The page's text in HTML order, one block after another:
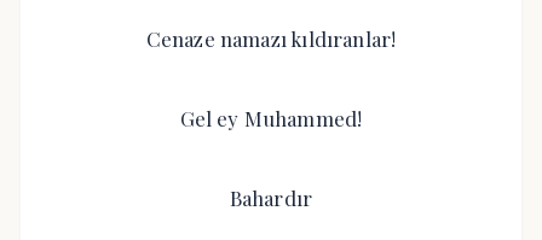
Cenaze namazı kıldıranlar!
Gel ey Muhammed!
Bahardır